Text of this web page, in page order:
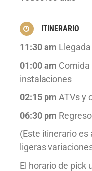
ITINERARIO
11:30 am
01:00 am Comida
instalaciones
02:15 pm ATVs y
06:30 pm
(Este itinerario es
ligeras
El horario de pick